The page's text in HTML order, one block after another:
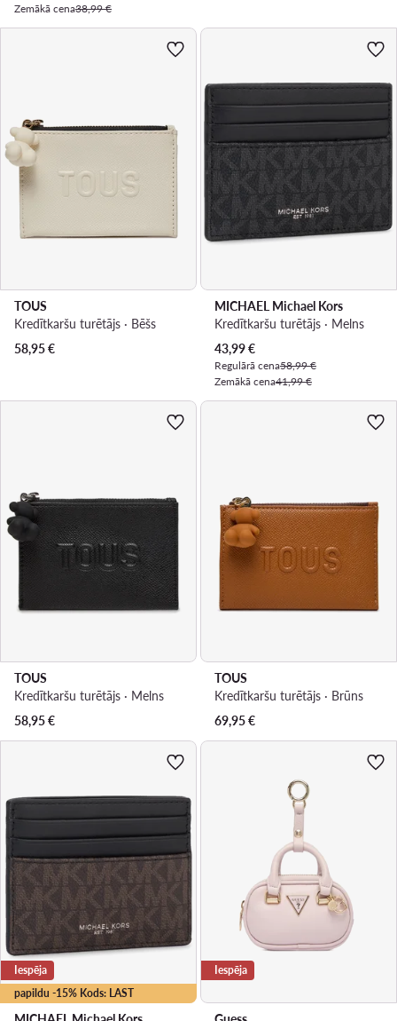
Zemākā cena38,99 €
TOUS
Kredītkaršu turētājs · Bēšs
58,95€
MICHAEL Michael Kors
Kredītkaršu turētājs · Melns
Pašreizējā cena
43,99€
Regulārā cena58,99 €
Zemākā cena41,99 €
TOUS
Kredītkaršu turētājs · Melns
58,95€
TOUS
Kredītkaršu turētājs · Brūns
69,95€
papildu -15% Kods: LAST
Iespēja Iespēja